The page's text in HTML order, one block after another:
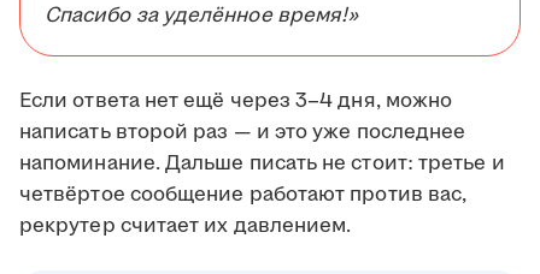
Спасибо за уделённое время!»
Если ответа нет ещё через 3–4 дня, можно
написать второй раз — и это уже последнее
напоминание. Дальше писать не стоит: третье и
четвёртое сообщение работают против вас,
рекрутер считает их давлением.